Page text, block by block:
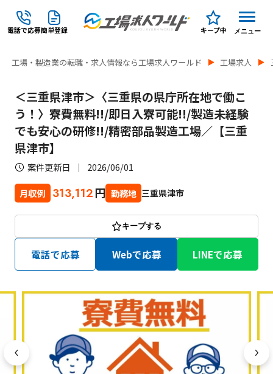
電話で応募簡単登録 キープ中 メニュー
工場・製造業の転職・求人情報なら工場求人ワールド 工場求人
＜三重県津市＞〈三重県の県庁所在地で働こ
う！〉寮費無料!!/即日入寮可能!!/製造未経験
でも安心の研修!!/精密部品製造工場／【三重
県津市】
案件更新日 2026/06/01
月収例 313,112円 勤務地 三重県津市
キープする
電話で応募 Webで応募 LINEで応募